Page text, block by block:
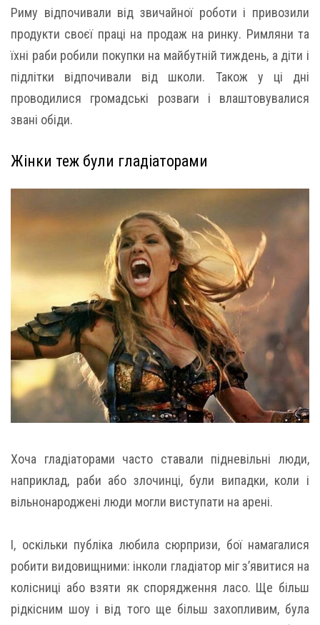
Риму відпочивали від звичайної роботи і привозили
продукти своєї праці на продаж на ринку. Римляни та
їхні раби робили покупки на майбутній тиждень, а діти і
підлітки відпочивали від школи. Також у ці дні
проводилися громадські розваги і влаштовувалися
звані обіди.
Жінки теж були гладіаторами
Хоча гладіаторами часто ставали підневільні люди,
наприклад, раби або злочинці, були випадки, коли і
вільнонароджені люди могли виступати на арені.
І, оскільки публіка любила сюрпризи, бої намагалися
робити видовищними: інколи гладіатор міг з’явитися на
колісниці або взяти як спорядження ласо. Ще більш
рідкісним шоу і від того ще більш захопливим, була